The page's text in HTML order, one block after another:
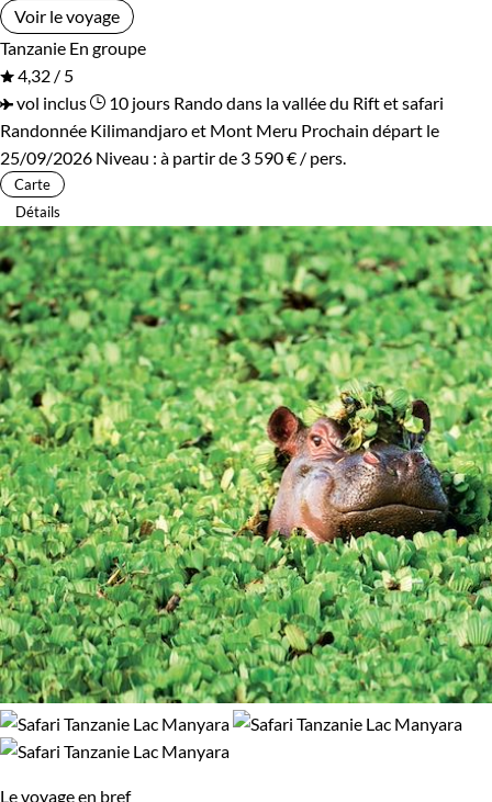
Voir le voyage
Tanzanie En groupe
4,32 / 5
vol inclus
10 jours Rando dans la vallée du Rift et safari
Randonnée Kilimandjaro et Mont Meru Prochain départ le
25/09/2026 Niveau : à partir de 3 590 € / pers.
Carte
Détails
Le voyage en bref